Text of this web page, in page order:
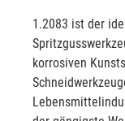
1.2083 ist der
korrosiven